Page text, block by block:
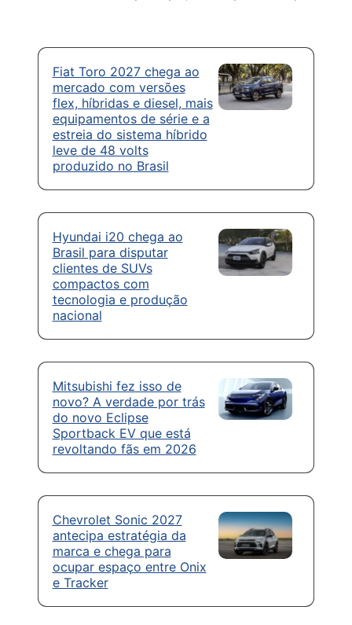
Fiat Toro 2027 chega ao
mercado com versões
flex, híbridas e diesel, mais
equipamentos de série e a
estreia do sistema híbrido
leve de 48 volts
produzido no Brasil
Hyundai i20 chega ao
Brasil para disputar
clientes de SUVs
compactos com
tecnologia e produção
nacional
Mitsubishi fez isso de
novo? A verdade por trás
do novo Eclipse
Sportback EV que está
revoltando fãs em 2026
Chevrolet Sonic 2027
antecipa estratégia da
marca e chega para
ocupar espaço entre Onix
e Tracker